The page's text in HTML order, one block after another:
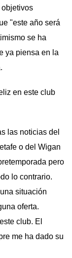
objetivos
"este año será
se ha
ya piensa en la
en este club
las noticias del
o del Wigan
pero
lo contrario.
situación
oferta.
club. El
me ha dado su